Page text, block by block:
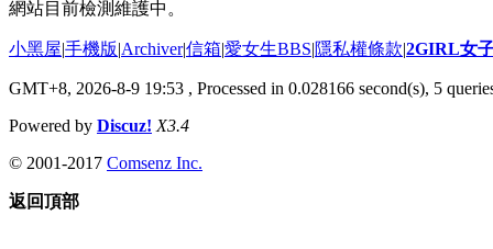
網站目前檢測維護中。
小黑屋|手機版|Archiver|信箱|愛女生BBS|隱私權條款|2GIRL女
GMT+8, 2026-8-9 19:53 , Processed in 0.028166 second(s), 5
Powered by Discuz! X3.4
© 2001-2017 Comsenz Inc.
返回頂部